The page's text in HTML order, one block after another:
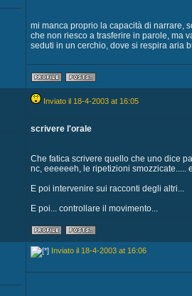
mi manca proprio la capacità di narrare,
che non riesco a trasferire in parole, ma
seduti in un cerchio, dove si respira aria
Inviato il 18-4-2003 at 16:05
scrivere l'orale
Che fatica scrivere quello che uno dice
nc, eeeeeeh, le ripetizioni smozzicate.....
E poi intervenire sui racconti degli altri...
E poi... controllare il movimento...
Inviato il 18-4-2003 at 16:06